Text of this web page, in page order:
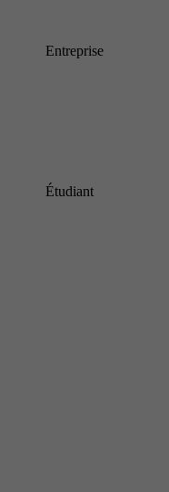
Entreprise
Étudiant